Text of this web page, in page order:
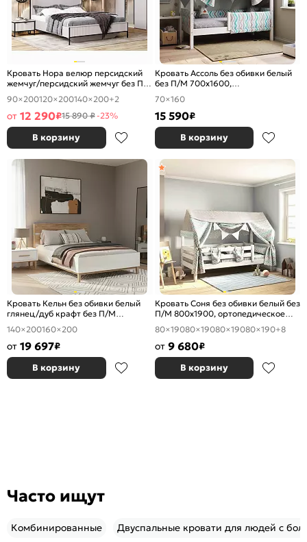
Кровать Нора велюр персидский
жемчуг/персидский жемчуг без П/
М 900x2000, ортопедическое
основание, изголовье мягкое
90×200120×200140×200+2
от 12 290₽15 890 ₽-23%
В корзину
Кровать Ассоль без обивки белый
без П/М 700x1600,
ортопедическое основание,
изголовье жесткое
70×160
15 590₽
В корзину
Кровать Кельн без обивки белый
глянец/дуб крафт без П/М
1400x2000, без ортопедического
основания, изголовье жесткое
140×200160×200
от 19 697₽
В корзину
Кровать Соня без обивки белый без
П/М 800x1900, ортопедическое
основание, изголовье жесткое
80×19080×19080×19080×190+8
от 9 680₽
В корзину
Часто ищут
Комбинированные Двуспальные кровати для людей с